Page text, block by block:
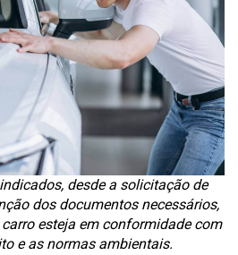
desde a solicitação de
dos documentos necessários,
esteja em conformidade com
e as normas ambientais.